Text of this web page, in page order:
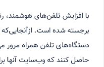
با افزایش تلفن‌های هوشمند،
برجسته شده است. ازآنجایی‌که
دستگاه‌های تلفن همراه مرور
حاصل کنند که وب‌سایت آنها